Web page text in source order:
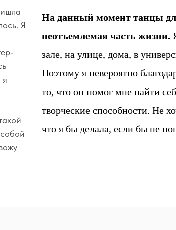
На данный момент танцы
неотъемлемая часть жизни.
зале, на улице, дома, в
Поэтому я невероятно
то, что он помог мне найти
творческие способности. Не
что я бы делала, если бы не
Я
я